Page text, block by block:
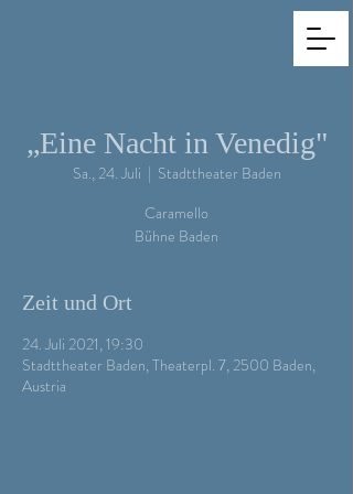
„Eine Nacht in Venedig"
Sa., 24. Juli
  |
Stadttheater Baden
Caramello
Zeit und Ort
24. Juli 2021, 19:30
Stadttheater Baden, Theaterpl. 7, 2500 Baden,
Austria